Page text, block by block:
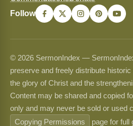
Follow
© 2026 SermonIndex —
preserve and freely distribute
the glory of Christ and the
Content may be shared and copied
only and may never be sold or used
Copying Permissions
page for full